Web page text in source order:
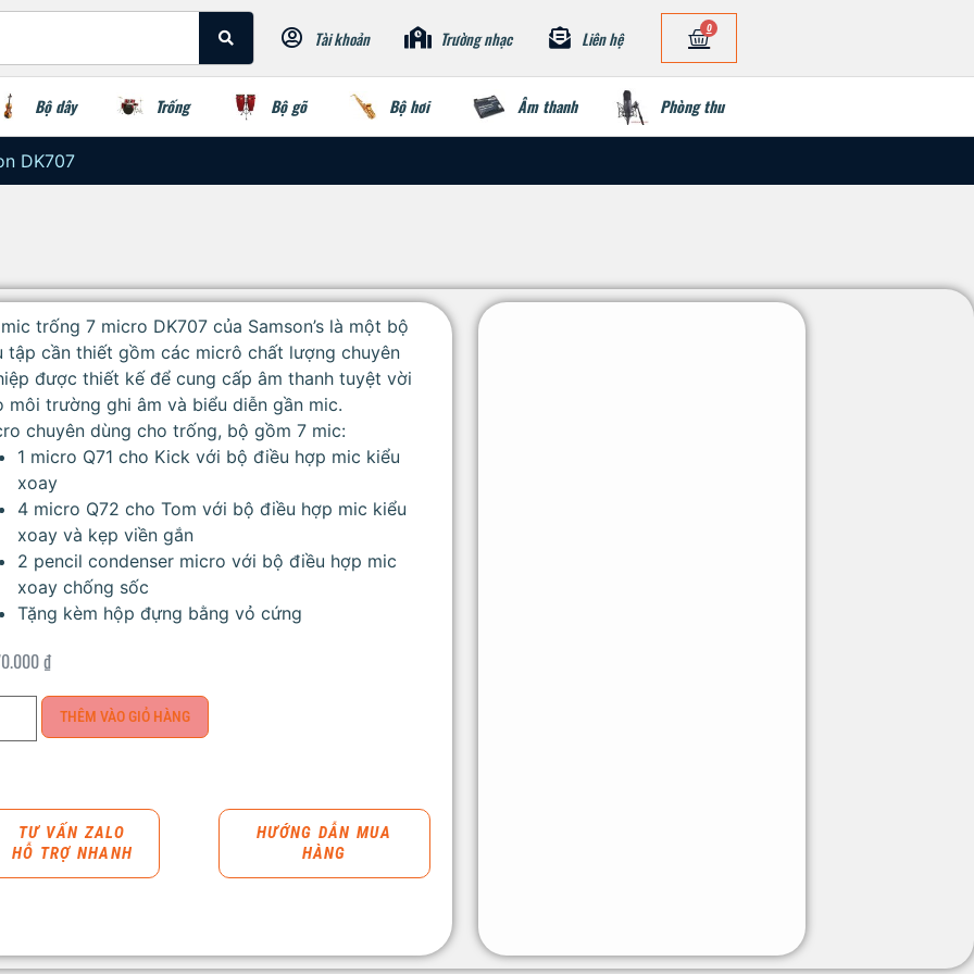
Tài khoản Trường nhạc Liên hệ 0
Bộ dây Trống Bộ gõ Bộ hơi Âm thanh Phòng thu
DK707
trống 7 micro DK707 của Samson’s là một bộ
tập cần thiết gồm các micrô chất lượng chuyên
được thiết kế để cung cấp âm thanh tuyệt vời
môi trường ghi âm và biểu diễn gần mic.
chuyên dùng cho trống, bộ gồm 7 mic:
1 micro Q71 cho Kick với bộ điều hợp mic kiểu
xoay
4 micro Q72 cho Tom với bộ điều hợp mic kiểu
xoay và kẹp viền gắn
2 pencil condenser micro với bộ điều hợp mic
xoay chống sốc
Tặng kèm hộp đựng bằng vỏ cứng
₫
THÊM VÀO GIỎ HÀNG
TƯ VẤN ZALO
HỖ TRỢ NHANH
HƯỚNG DẪN MUA
HÀNG